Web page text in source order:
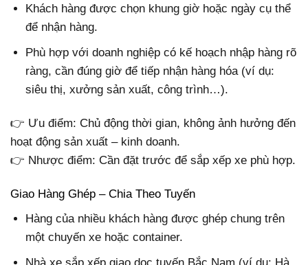
Khách hàng được chọn khung giờ hoặc ngày cụ thể
để nhận hàng.
Phù hợp với doanh nghiệp có kế hoạch nhập hàng rõ
ràng, cần đúng giờ để tiếp nhận hàng hóa (ví dụ:
siêu thị, xưởng sản xuất, công trình…).
👉 Ưu điểm: Chủ động thời gian, không ảnh hưởng đến
hoạt động sản xuất – kinh doanh.
👉 Nhược điểm: Cần đặt trước để sắp xếp xe phù hợp.
Giao Hàng Ghép – Chia Theo Tuyến
Hàng của nhiều khách hàng được ghép chung trên
một chuyến xe hoặc container.